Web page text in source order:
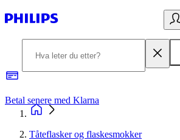
Betal senere med Klarna
Tåteflasker og flaskesmokker